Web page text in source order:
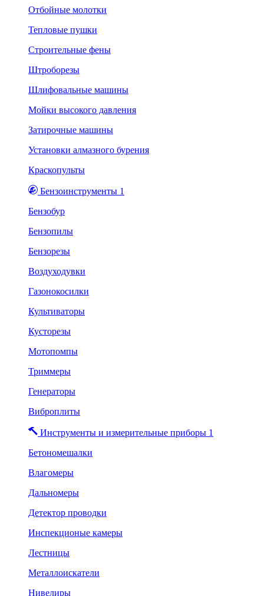
Отбойные молотки
Тепловые пушки
Строительные фены
Штроборезы
Шлифовальные машины
Мойки высокого давления
Затирочные машины
Установки алмазного бурения
Краскопульты
Бензоинструменты 1
Бензобур
Бензопилы
Бензорезы
Воздуходувки
Газонокосилки
Культиваторы
Кусторезы
Мотопомпы
Триммеры
Генераторы
Виброплиты
Инструменты и измерительные приборы 1
Бетономешалки
Влагомеры
Дальномеры
Детектор проводки
Инспекционые камеры
Лестницы
Металлоискатели
Нивелиры